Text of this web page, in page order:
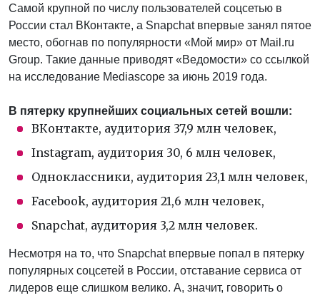
Самой крупной по числу пользователей соцсетью в
России стал ВКонтакте, а Snapchat впервые занял пятое
место, обогнав по популярности «Мой мир» от Mail.ru
Group. Такие данные приводят «Ведомости» со ссылкой
на исследование Mediascope за июнь 2019 года.
В пятерку крупнейших социальных сетей вошли:
ВКонтакте, аудитория 37,9 млн человек,
Instagram, аудитория 30, 6 млн человек,
Одноклассники, аудитория 23,1 млн человек,
Facebook, аудитория 21,6 млн человек,
Snapchat, аудитория 3,2 млн человек.
Несмотря на то, что Snapchat впервые попал в пятерку
популярных соцсетей в России, отставание сервиса от
лидеров еще слишком велико. А, значит, говорить о